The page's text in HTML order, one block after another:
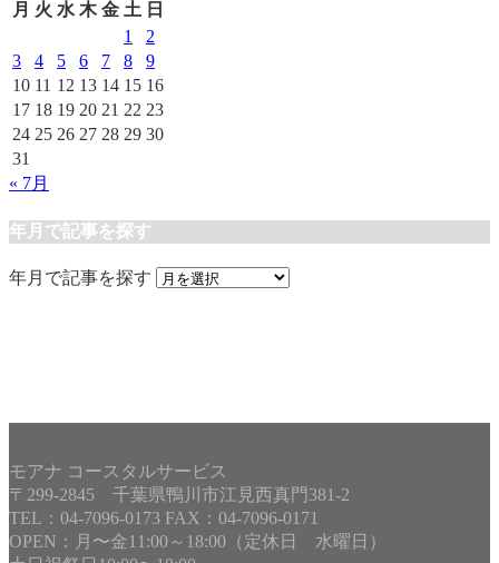
月 火 水 木 金 土 日
1
2
3
4 5 6 7 8
9
10 11 12 13 14 15 16
17 18 19 20 21 22 23
24 25 26 27 28 29 30
31
« 7月
年月で記事を探す
年月で記事を探す
モアナ コースタルサービス
〒299-2845 千葉県鴨川市江見西真門381-2
TEL：04-7096-0173 FAX：04-7096-0171
OPEN：月〜金11:00～18:00（定休日 水曜日）